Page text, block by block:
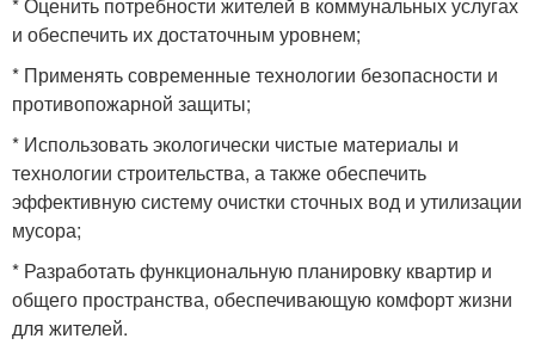
и обеспечить их достаточным уровнем;
* Применять современные технологии безопасности и
противопожарной защиты;
* Использовать экологически чистые материалы и
технологии строительства, а также обеспечить
эффективную систему очистки сточных вод и утилизации
мусора;
* Разработать функциональную планировку квартир и
общего пространства, обеспечивающую комфорт жизни
для жителей.